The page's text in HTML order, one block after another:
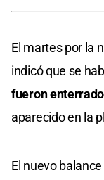
El martes por la
indicó que se
fueron
aparecido en la
El nuevo